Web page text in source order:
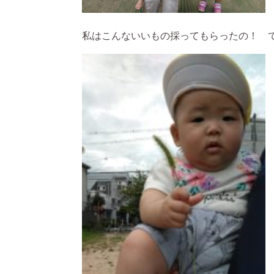
私はこんないいもの採ってもらったの！